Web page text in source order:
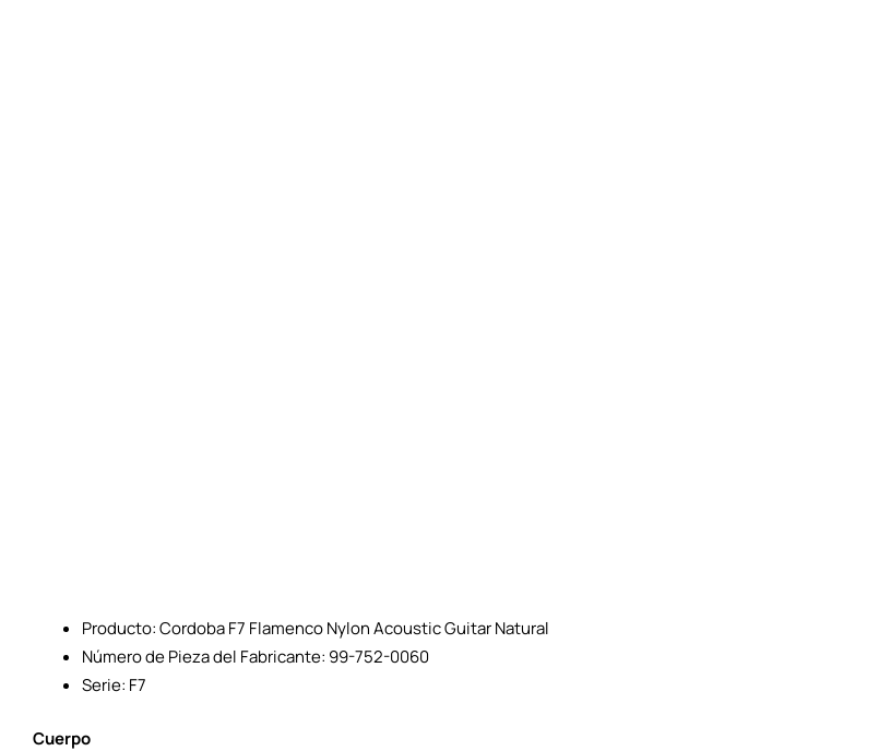
Producto: Cordoba F7 Flamenco Nylon Acoustic Guitar Natural
Número de Pieza del Fabricante: 99-752-0060
Serie: F7
Cuerpo